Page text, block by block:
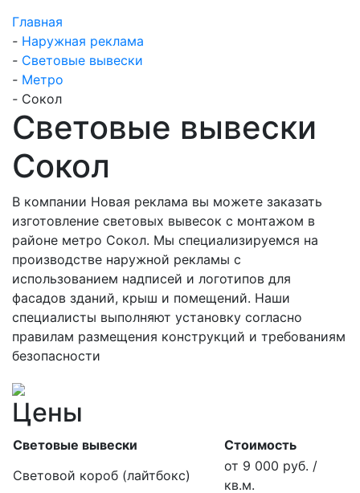
Главная
- Наружная реклама
- Световые вывески
- Метро
- Сокол
Световые вывески
Сокол
В компании Новая реклама вы можете заказать
изготовление световых вывесок с монтажом в
районе метро Сокол. Мы специализируемся на
производстве наружной рекламы с
использованием надписей и логотипов для
фасадов зданий, крыш и помещений. Наши
специалисты выполняют установку согласно
правилам размещения конструкций и требованиям
безопасности
Цены
Световые вывески
Стоимость
Световой короб (лайтбокс)
от 9 000 руб. /
кв.м.